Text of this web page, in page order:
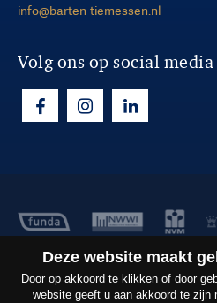
info@barten-tiemessen.nl
Volg ons op social media
Copyright ©2026Barten Tiemessen B.V.
Privacy
Deze website maakt
Door op akkoord te klikken of door
website geeft u aan akkoord te zijn